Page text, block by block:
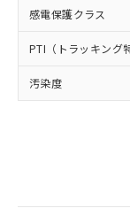
感電保護クラス
PTI（トラッキング
汚染度
引
※当
用
とができ
EU RoHS
51物質
※本証明
るもので